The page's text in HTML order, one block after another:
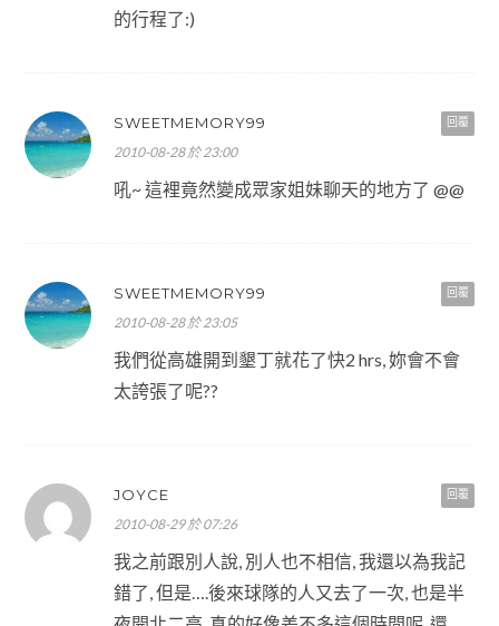
的行程了:)
回覆
SWEETMEMORY99
2010-08-28 於 23:00
吼~ 這裡竟然變成眾家姐妹聊天的地方了 @@
回覆
SWEETMEMORY99
2010-08-28 於 23:05
我們從高雄開到墾丁就花了快2 hrs, 妳會不會
太誇張了呢??
回覆
JOYCE
2010-08-29 於 07:26
我之前跟別人說, 別人也不相信, 我還以為我記
錯了, 但是….後來球隊的人又去了一次, 也是半